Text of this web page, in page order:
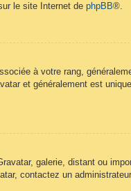
le site Internet de phpBB®.
à votre rang,
et généralement est
galerie, distant ou
contactez un